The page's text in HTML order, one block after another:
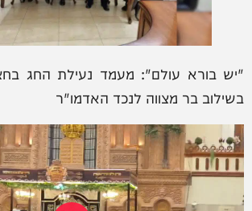
"יש בורא עולם": מעמד נעילת החג
בשילוב בר מצווה לנכד האדמו"ר